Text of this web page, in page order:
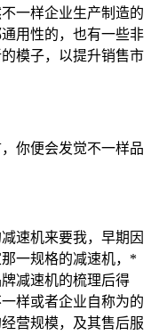
一样企业生产制造的
用性的，也有一些非
模子，以提升销售市
你便会发觉不一样品
速机来要我，早期因
一规格的减速机，*
减速机的梳理后得
样或者企业自称为的
营规模，及其售后服